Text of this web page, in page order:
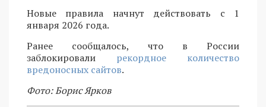
Новые правила начнут действовать с 1
января 2026 года.
Ранее сообщалось, что в России
заблокировали рекордное количество
вредоносных сайтов.
Фото: Борис Ярков